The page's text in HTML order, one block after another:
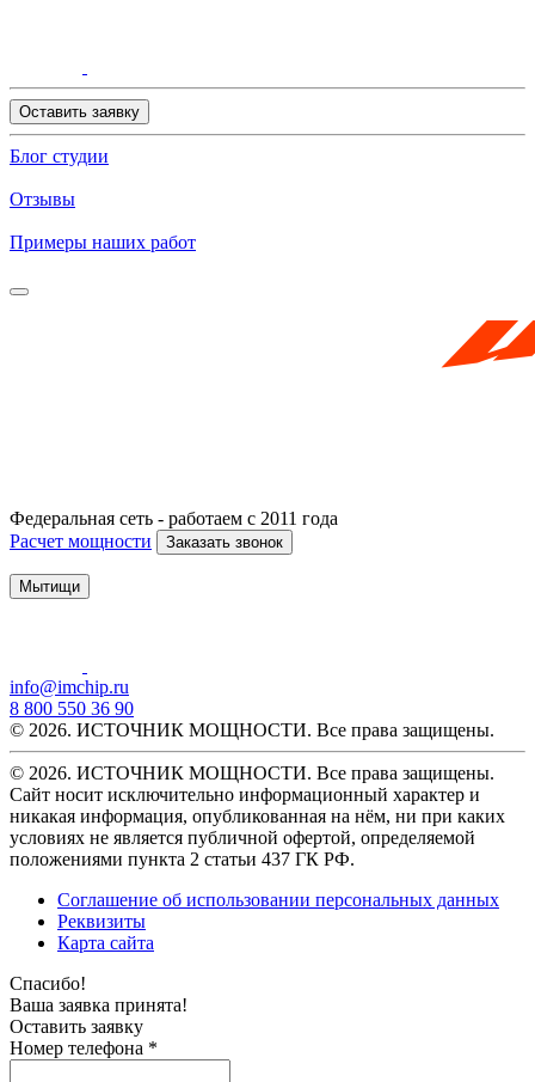
Оставить заявку
Блог студии
Отзывы
Примеры наших работ
Федеральная сеть - работаем с 2011 года
Расчет мощности
Заказать звонок
Мытищи
info@imchip.ru
8 800 550 36 90
© 2026. ИСТОЧНИК МОЩНОСТИ. Все права защищены.
© 2026. ИСТОЧНИК МОЩНОСТИ. Все права защищены.
Сайт носит исключительно информационный характер и
никакая информация, опубликованная на нём, ни при каких
условиях не является публичной офертой, определяемой
положениями пункта 2 статьи 437 ГК РФ.
Соглашение об использовании персональных данных
Реквизиты
Карта сайта
Спасибо!
Ваша заявка принята!
Оставить заявку
Номер телефона *